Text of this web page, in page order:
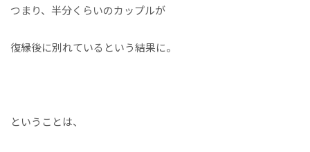
つまり、半分くらいのカップルが
復縁後に別れているという結果に。
ということは、